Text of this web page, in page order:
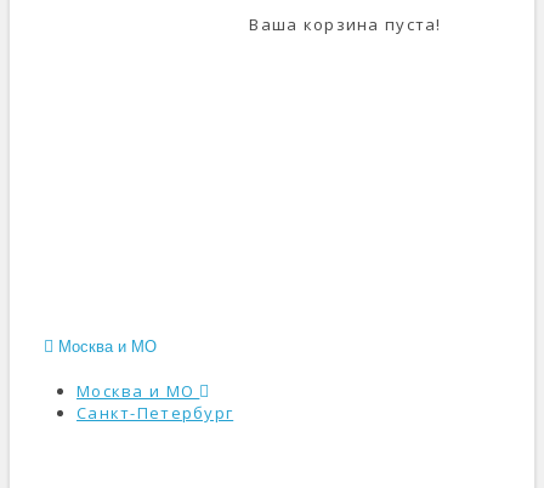
Ваша корзина пуста!
Москва и МО
Москва и МО
Санкт-Петербург